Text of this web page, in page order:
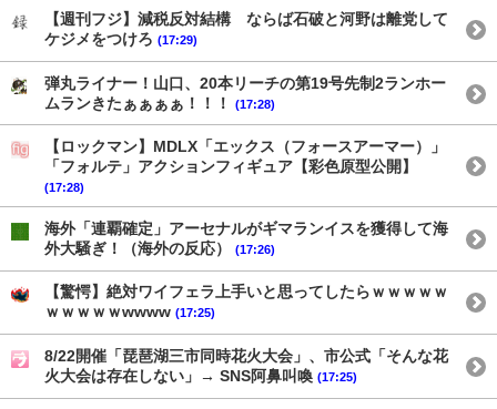
【週刊フジ】減税反対結構 ならば石破と河野は離党して
ケジメをつけろ (17:29)
弾丸ライナー！山口、20本リーチの第19号先制2ランホー
ムランきたぁぁぁぁ！！！
(17:28)
【ロックマン】MDLX「エックス（フォースアーマー）」
「フォルテ」アクションフィギュア【彩色原型公開】
(17:28)
海外「連覇確定」アーセナルがギマランイスを獲得して海
外大騒ぎ！（海外の反応）
(17:26)
【驚愕】絶対ワイフェラ上手いと思ってしたらｗｗｗｗｗ
ｗｗｗｗｗwwww (17:25)
8/22開催「琵琶湖三市同時花火大会」、市公式「そんな花
火大会は存在しない」→ SNS阿鼻叫喚 (17:25)